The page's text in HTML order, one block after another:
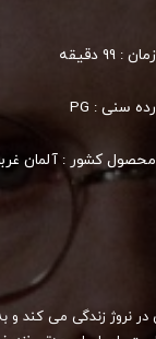
زمان : 99 دقیقه
رده سنی : PG
محصول کشور : آلمان
نروژ زندگی می کند و